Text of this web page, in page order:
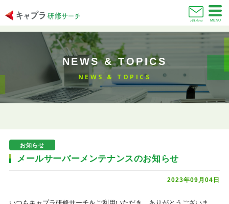
お問い合わせ MENU
NEWS & TOPICS
NEWS & TOPICS
お知らせ
メールサーバーメンテナンスのお知らせ
2023年09月04日